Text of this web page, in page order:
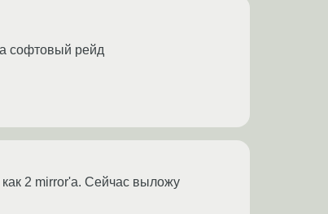
софтовый рейд
2 mirror'a. Сейчас выложу